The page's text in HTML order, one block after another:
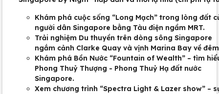
Khám phá cuộc sống “Long Mạch” trong lòng đất
người dân Singapore bằng Tàu điện ngầm MRT.
Trải nghiệm Du thuyền trên dòng sông Singapore
ngắm cảnh Clarke Quay và vịnh Marina Bay về
Khám phá Bồn Nước “Fountain of Wealth” – tìm
Phong Thuỷ Thượng - Phong Thuỷ Hạ đất nước
Singapore.
Xem chương trình “Spectra Light & Lazer show” –